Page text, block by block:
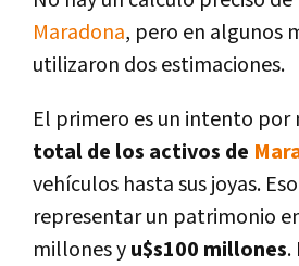
Maradona, pero en algunos
utilizaron dos estimaciones.
El primero es un intento por
total de los activos de
vehículos hasta sus joyas.
representar un patrimonio
millones yu$s100 millones.